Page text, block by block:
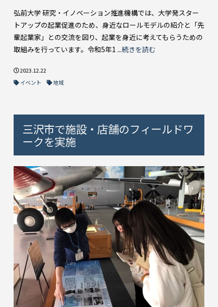
弘前大学 研究・イノベーション推進機構では、大学発スター
トアップの起業促進のため、身近なロールモデルの紹介と「先
輩起業家」との交流を図り、起業を身近に考えてもらうための
取組みを行っています。令和5年1 ...続きを読む
2023.12.22
イベント
地域
三沢市で施設・店舗のフィールドワ
ークを実施